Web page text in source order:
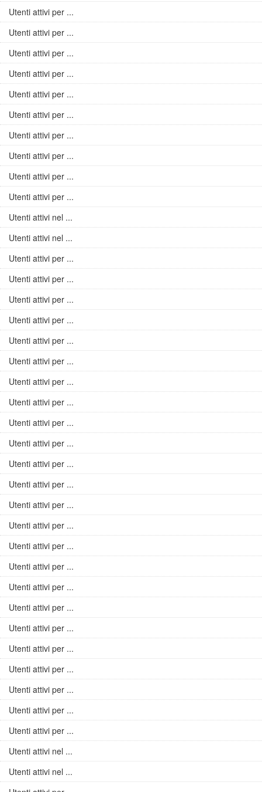
Utenti attivi per ...
Utenti attivi per ...
Utenti attivi per ...
Utenti attivi per ...
Utenti attivi per ...
Utenti attivi per ...
Utenti attivi per ...
Utenti attivi per ...
Utenti attivi per ...
Utenti attivi per ...
Utenti attivi nel ...
Utenti attivi nel ...
Utenti attivi per ...
Utenti attivi per ...
Utenti attivi per ...
Utenti attivi per ...
Utenti attivi per ...
Utenti attivi per ...
Utenti attivi per ...
Utenti attivi per ...
Utenti attivi per ...
Utenti attivi per ...
Utenti attivi per ...
Utenti attivi per ...
Utenti attivi per ...
Utenti attivi per ...
Utenti attivi per ...
Utenti attivi per ...
Utenti attivi per ...
Utenti attivi per ...
Utenti attivi per ...
Utenti attivi per ...
Utenti attivi per ...
Utenti attivi per ...
Utenti attivi per ...
Utenti attivi per ...
Utenti attivi nel ...
Utenti attivi nel ...